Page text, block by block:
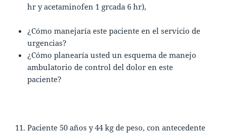
hr y acetaminofen 1 grcada 6 hr),
¿Cómo manejaría este paciente en el servicio de
urgencias?
¿Cómo planearía usted un esquema de manejo
ambulatorio de control del dolor en este
paciente?
Paciente 50 años y 44 kg de peso, con antecedente